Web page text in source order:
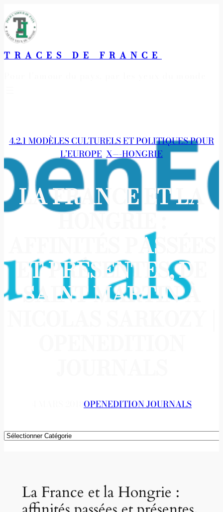
Aller
au
contenu
TRACES DE FRANCE
4.2.1 MODÈLES CULTURELS ET POLITIQUES POUR
L’EUROPE X—-HONGRIE
LA FRANCE ET LA
HONGRIE :
AFFINITÉS PASSÉES
ET PRÉSENTES, DE
SAINT MARTIN À
OPENEDITION JOURNALS
Catégories
La France et la Hongrie :